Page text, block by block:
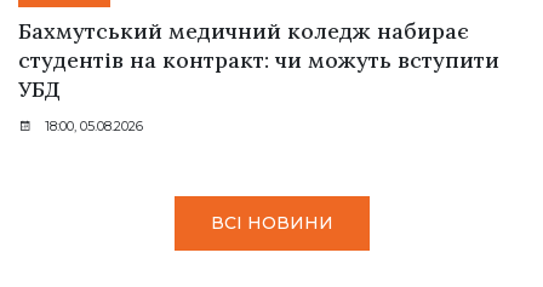
Бахмутський медичний коледж набирає
студентів на контракт: чи можуть вступити
УБД
18:00, 05.08.2026
ВСІ НОВИНИ